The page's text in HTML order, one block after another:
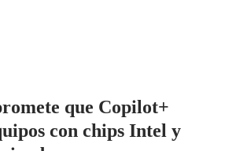
que Copilot+
con chips Intel y